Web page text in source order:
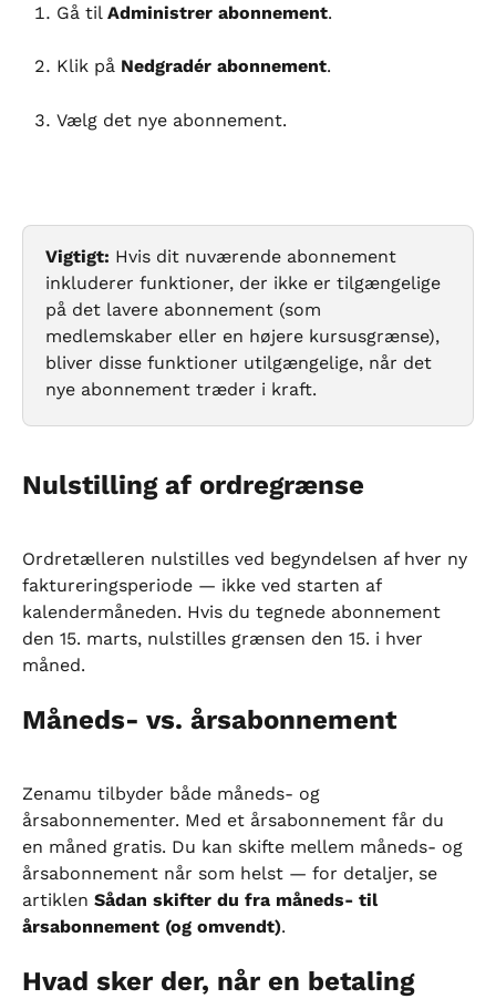
Gå til Administrer abonnement.
Klik på Nedgradér abonnement.
Vælg det nye abonnement.
Vigtigt: Hvis dit nuværende abonnement
inkluderer funktioner, der ikke er tilgængelige
på det lavere abonnement (som
medlemskaber eller en højere kursusgrænse),
bliver disse funktioner utilgængelige, når det
nye abonnement træder i kraft.
Nulstilling af ordregrænse
Ordretælleren nulstilles ved begyndelsen af hver ny
faktureringsperiode — ikke ved starten af
kalendermåneden. Hvis du tegnede abonnement
den 15. marts, nulstilles grænsen den 15. i hver
måned.
Måneds- vs. årsabonnement
Zenamu tilbyder både måneds- og
årsabonnementer. Med et årsabonnement får du
en måned gratis. Du kan skifte mellem måneds- og
årsabonnement når som helst — for detaljer, se
artiklen Sådan skifter du fra måneds- til
årsabonnement (og omvendt).
Hvad sker der, når en betaling